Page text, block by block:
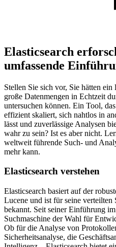
Elasticsearch
umfassende
Stellen Sie sich vor, Sie hätten
große Datenmengen in Echtzeit
untersuchen können. Ein Tool,
effizient skaliert, sich nahtlos in
lässt und zuverlässige Analysen
wahr zu sein? Ist es aber nicht.
weltweit führende Such- und
mehr kann.
Elasticsearch verstehen
Elasticsearch basiert auf der
Lucene und ist für seine
bekannt. Seit seiner Einführung
Suchmaschine der Wahl für
Ob für die Analyse von
Sicherheitsanalyse, die